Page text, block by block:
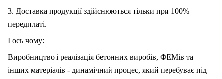
3. Доставка продукції здійснюються тільки при 100%
передплаті.
І ось чому:
Виробництво і реалізація бетонних виробів, ФЕМів та
інших матеріалів - динамічний процес, який перебуває під